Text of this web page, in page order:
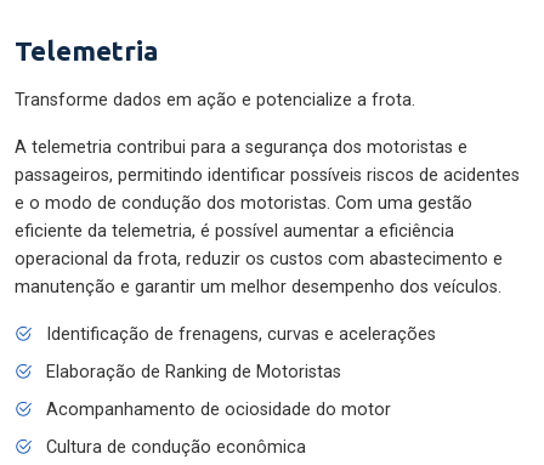
Telemetria
Transforme dados em ação e potencialize a frota.
A telemetria contribui para a segurança dos motoristas e
passageiros, permitindo identificar possíveis riscos de acidentes
e o modo de condução dos motoristas. Com uma gestão
eficiente da telemetria, é possível aumentar a eficiência
operacional da frota, reduzir os custos com abastecimento e
manutenção e garantir um melhor desempenho dos veículos.
Identificação de frenagens, curvas e acelerações
Elaboração de Ranking de Motoristas
Acompanhamento de ociosidade do motor
Cultura de condução econômica